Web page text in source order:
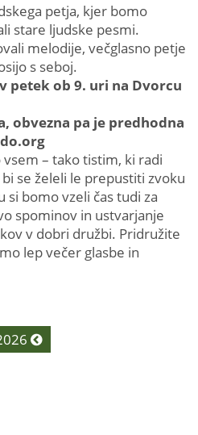
petja, kjer bomo
stare ljudske pesmi.
melodije, večglasno petje
s seboj.
v petek ob 9. uri na Dvorcu
obvezna pa je predhodna
– tako tistim, ki radi
se želeli le prepustiti zvoku
si bomo vzeli čas tudi za
spominov in ustvarjanje
v dobri družbi. Pridružite
lep večer glasbe in